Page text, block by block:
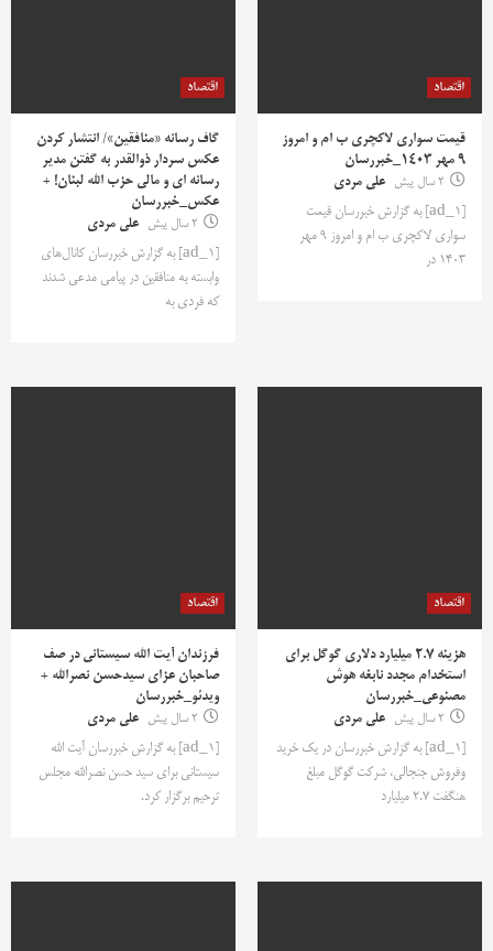
اقتصاد
قیمت سواری لاکچری ب ام و امروز
9 مهر 1403_خبررسان
2 سال پیش
علی مردی
[ad_1] به گزارش خبررسان قیمت
سواری لاکچری ب ام و امروز 9 مهر
1403 در
اقتصاد
گاف رسانه «منافقین»/ انتشار کردن
عکس سردار ذوالقدر به گفتن مدیر
رسانه‌ ای و مالی حزب الله لبنان! +
عکس_خبررسان
2 سال پیش
علی مردی
[ad_1] به گزارش خبررسان کانال‌های
وابسته به منافقین در پیامی مدعی شدند
که فردی به
اقتصاد
هزینه 2.7 میلیارد دلاری گوگل برای
استخدام مجدد نابغه هوش
مصنوعی_خبررسان
2 سال پیش
علی مردی
[ad_1] به گزارش خبررسان در یک خرید
وفروش‌ جنجالی، شرکت گوگل مبلغ
هنگفت ۲.۷ میلیارد
اقتصاد
فرزندان آیت الله سیستانی در صف
صاحبان عزای سیدحسن نصرالله +
ویدئو_خبررسان
2 سال پیش
علی مردی
[ad_1] به گزارش خبررسان آیت الله
سیستانی برای سید حسن نصرالله مجلس
ترحیم برگزار کرد.